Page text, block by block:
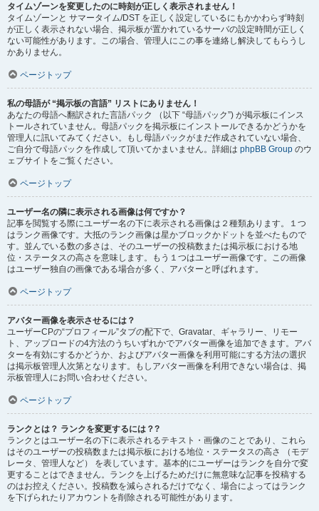
タイムゾーンを変更したのに時刻が正しく表示されません！
タイムゾーンと サマータイム/DST を正しく設定しているにもかかわらず時刻
が正しく表示されない場合、掲示板が置かれているサーバの設定時間が正しく
ない可能性があります。この場合、管理人にこの事を連絡し解決してもらうし
かありません。
ページトップ
私の母語が “掲示板の言語” リストにありません！
あなたの母語へ翻訳された言語パック （以下 “母語パック”) が掲示板にインス
トールされていません。母語パックを掲示板にインストールできるかどうかを
管理人に訊いてみてください。もし母語パックがまだ作成されていない場合、
ご自分で母語パックを作成して頂いてかまいません。詳細は phpBB Group のウ
ェブサイトをご覧ください。
ページトップ
ユーザー名の隣に表示される画像は何ですか？
記事を閲覧する際にユーザー名の下に表示される画像は２種類あります。１つ
はランク画像です。大抵のランク画像は星かブロックかドットを並べたもので
す。並んでいる数の多さは、そのユーザーの投稿数または掲示板における地
位・ステータスの高さを意味します。もう１つはユーザー画像です。この画像
はユーザー独自の画像である場合が多く、アバターと呼ばれます。
ページトップ
アバター画像を表示させるには？
ユーザーCPの“プロフィール”タブの配下で、Gravatar、ギャラリー、リモー
ト、アップロードの4方法のうちいずれかでアバター画像を追加できます。アバ
ターを有効にするかどうか、およびアバター画像を利用可能にする方法の選択
は掲示板管理人次第となります。もしアバター画像を利用できない場合は、掲
示板管理人にお問い合わせください。
ページトップ
ランクとは？ ランクを変更するには？?
ランクとはユーザー名の下に表示されるテキスト・画像のことであり、これら
はそのユーザーの投稿数または掲示板における地位・ステータスの高さ （モデ
レータ、管理人など） を表しています。基本的にユーザーはランクを自分で変
更することはできません。ランクを上げるためだけに無意味な記事を投稿する
のはお控えください。投稿数を減らされるだけでなく、場合によってはランク
を下げられたりアカウントを削除される可能性があります。